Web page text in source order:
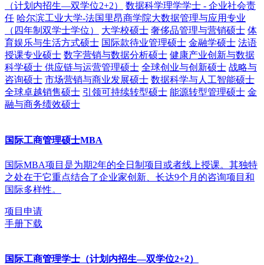
（计划内招生—双学位2+2）
数据科学理学学士 - 企业社会责
任 哈尔滨工业大学-法国里昂商学院大数据管理与应用专业
（四年制双学士学位）
大学校硕士 奢侈品管理与营销硕士 体
育娱乐与生活方式硕士 国际款待业管理硕士 金融学硕士 法语
授课专业硕士 数字营销与数据分析硕士 健康产业创新与数据
科学硕士 供应链与运营管理硕士 全球创业与创新硕士 战略与
咨询硕士 市场营销与商业发展硕士 数据科学与人工智能硕士
全球卓越销售硕士 引领可持续转型硕士 能源转型管理硕士 金
融与商务绩效硕士
国际工商管理硕士MBA
国际MBA项目是为期2年的全日制项目或者线上授课。其独特
之处在于它重点结合了企业家创新、长达9个月的咨询项目和
国际多样性。
项目申请
手册下载
国际工商管理学士（计划内招生—双学位2+2）